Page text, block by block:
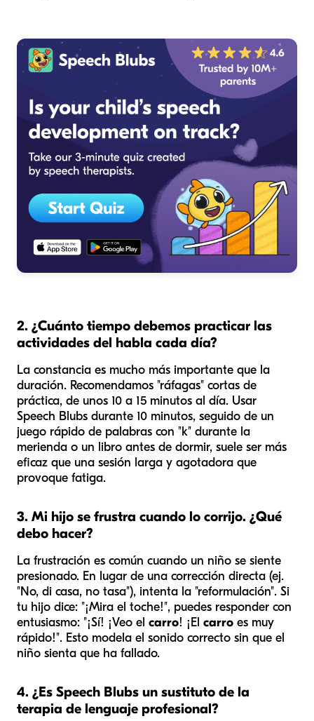
2. ¿Cuánto tiempo debemos practicar las
actividades del habla cada día?
La constancia es mucho más importante que la
duración. Recomendamos "ráfagas" cortas de
práctica, de unos 10 a 15 minutos al día. Usar
Speech Blubs durante 10 minutos, seguido de un
juego rápido de palabras con "k" durante la
merienda o un libro antes de dormir, suele ser más
eficaz que una sesión larga y agotadora que
provoque fatiga.
3. Mi hijo se frustra cuando lo corrijo. ¿Qué
debo hacer?
La frustración es común cuando un niño se siente
presionado. En lugar de una corrección directa (ej.
"No, di casa, no tasa"), intenta la "reformulación". Si
tu hijo dice: "¡Mira el toche!", puedes responder con
entusiasmo: "¡Sí! ¡Veo el carro! ¡El carro es muy
rápido!". Esto modela el sonido correcto sin que el
niño sienta que ha fallado.
4. ¿Es Speech Blubs un sustituto de la
terapia de lenguaje profesional?